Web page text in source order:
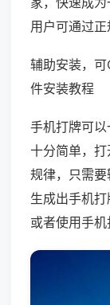
用户可通过正
辅助安装，
件安装教程
手机打牌可以
十分简单，
规律，只需
生成出手机
或者使用手机